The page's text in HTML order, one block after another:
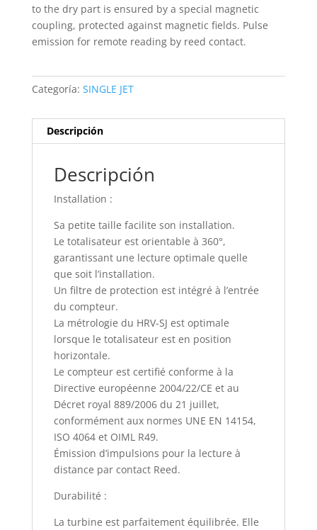
to the dry part is ensured by a special magnetic
coupling, protected against magnetic fields. Pulse
emission for remote reading by reed contact.
Categoría: SINGLE JET
Descripción
Descripción
Installation :
Sa petite taille facilite son installation.
Le totalisateur est orientable à 360°,
garantissant une lecture optimale quelle
que soit l’installation.
Un filtre de protection est intégré à l’entrée
du compteur.
La métrologie du HRV-SJ est optimale
lorsque le totalisateur est en position
horizontale.
Le compteur est certifié conforme à la
Directive européenne 2004/22/CE et au
Décret royal 889/2006 du 21 juillet,
conformément aux normes UNE EN 14154,
ISO 4064 et OIML R49.
Émission d’impulsions pour la lecture à
distance par contact Reed.
Durabilité :
La turbine est parfaitement équilibrée. Elle